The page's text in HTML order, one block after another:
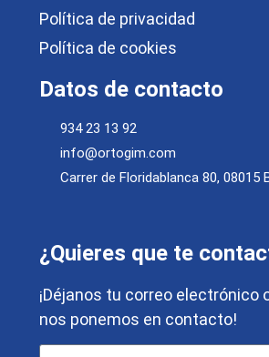
Política de privacidad
Política de cookies
Datos de contacto
934 23 13 92
info@ortogim.com
Carrer de Floridablanca 80, 08015
¿Quieres que te
¡Déjanos tu correo electrónico
nos ponemos en contacto!